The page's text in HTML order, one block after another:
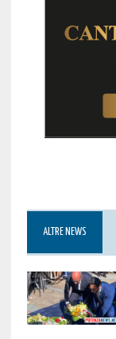
ALTRE NEWS